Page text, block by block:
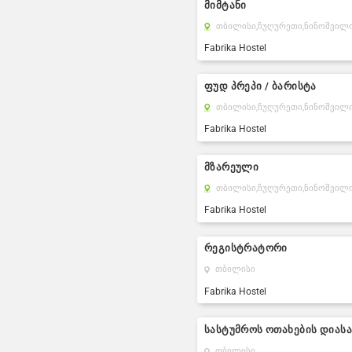
მიმტანი
თბილისი,ჩუღურეთი,
Fabrika Hostel
ფუდ პრეპი / ბარისტა
თბილისი,ჩუღურეთი,
Fabrika Hostel
მზარეული
თბილისი,ჩუღურეთი,
Fabrika Hostel
რეგისტრატორი
თბილისი
Fabrika Hostel
სასტუმროს ოთახების